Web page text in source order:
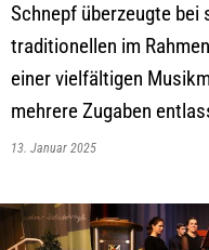
Schnepf überzeugte bei
traditionellen im
einer vielfältigen
mehrere Zugaben
13. Januar 2025